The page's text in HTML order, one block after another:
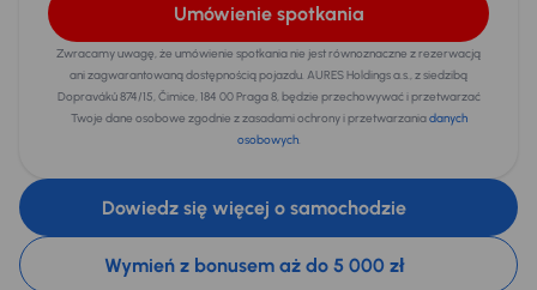
Umówienie spotkania
Zwracamy uwagę, że umówienie spotkania nie jest równoznaczne z rezerwacją
ani zagwarantowaną dostępnością pojazdu. AURES Holdings a.s., z siedzibą
Dopraváků 874/15, Čimice, 184 00 Praga 8, będzie przechowywać i przetwarzać
Twoje dane osobowe zgodnie z zasadami ochrony i przetwarzaniadanych
osobowych.
Dowiedz się więcej o samochodzie
Wymień z bonusem aż do 5 000 zł